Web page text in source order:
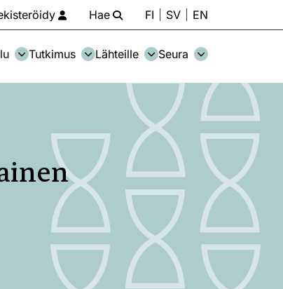
Hae FI SV EN
Tutkimus Lähteille Seura